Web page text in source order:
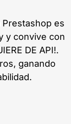
es
y convive con
DE API!.
ganando